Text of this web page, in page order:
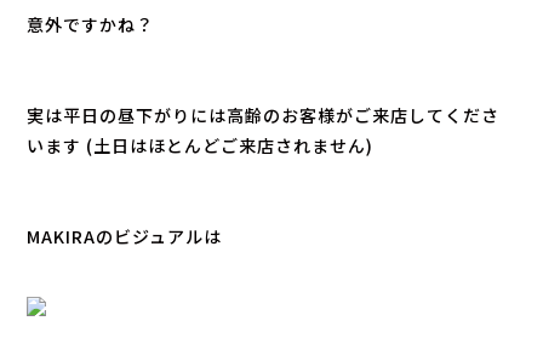
意外ですかね？
実は平日の昼下がりには高齢のお客様がご来店してくださ
います (土日はほとんどご来店されません)
MAKIRAのビジュアルは